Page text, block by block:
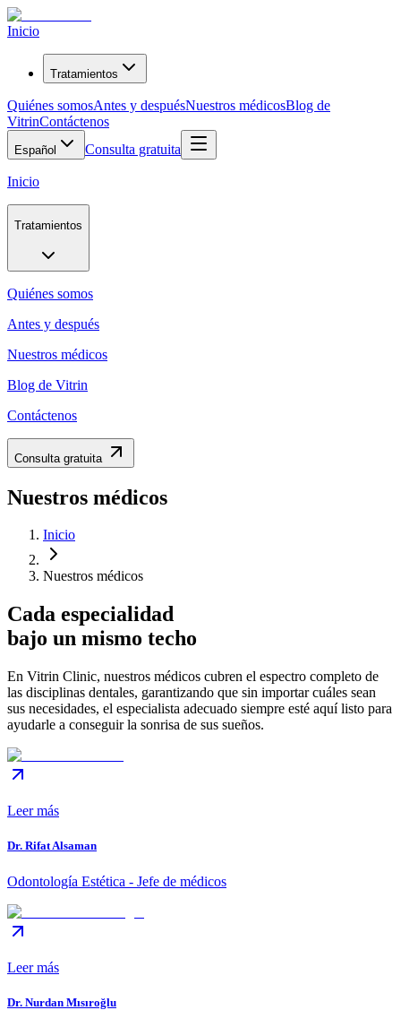
Inicio
Tratamientos
Quiénes somosAntes y despuésNuestros médicosBlog de
VitrinContáctenos
Español Consulta gratuita
Inicio
Tratamientos
Quiénes somos
Antes y después
Nuestros médicos
Blog de Vitrin
Contáctenos
Consulta gratuita
Nuestros médicos
Inicio
Nuestros médicos
Cada especialidad
bajo un mismo techo
En Vitrin Clinic, nuestros médicos cubren el espectro completo de
las disciplinas dentales, garantizando que sin importar cuáles sean
sus necesidades, el especialista adecuado siempre esté aquí listo para
ayudarle a conseguir la sonrisa de sus sueños.
Leer más
Dr. Rifat Alsaman
Odontología Estética - Jefe de médicos
Leer más
Dr. Nurdan Mısıroğlu